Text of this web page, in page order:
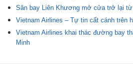
Sân bay Liên Khương mở cửa trở lại từ
Vietnam Airlines – Tự tin cất cánh trên
Vietnam Airlines khai thác đường bay
Minh